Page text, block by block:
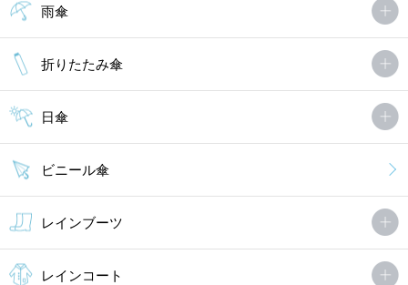
雨傘
折りたたみ傘
日傘
ビニール傘
レインブーツ
レインコート